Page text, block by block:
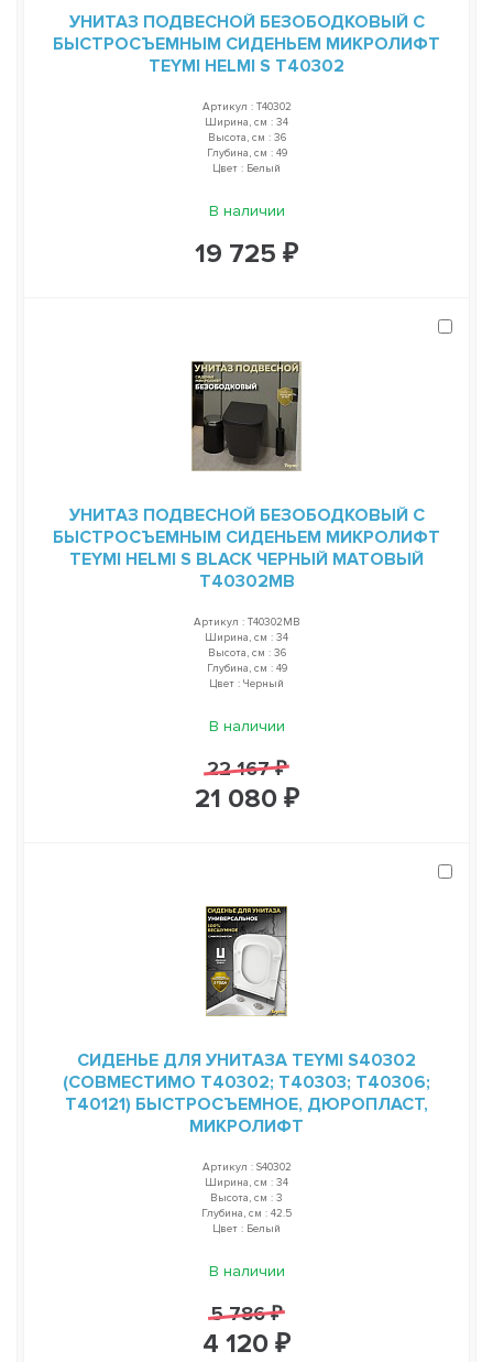
УНИТАЗ ПОДВЕСНОЙ БЕЗОБОДКОВЫЙ С
БЫСТРОСЪЕМНЫМ СИДЕНЬЕМ МИКРОЛИФТ
TEYMI HELMI S T40302
Артикул : T40302
Ширина, см : 34
Высота, см : 36
Глубина, см : 49
Цвет : Белый
В наличии
19 725 ₽
УНИТАЗ ПОДВЕСНОЙ БЕЗОБОДКОВЫЙ С
БЫСТРОСЪЕМНЫМ СИДЕНЬЕМ МИКРОЛИФТ
TEYMI HELMI S BLACK ЧЕРНЫЙ МАТОВЫЙ
T40302MB
Артикул : T40302MB
Ширина, см : 34
Высота, см : 36
Глубина, см : 49
Цвет : Черный
В наличии
22 167 ₽
21 080 ₽
СИДЕНЬЕ ДЛЯ УНИТАЗА TEYMI S40302
(СОВМЕСТИМО T40302; T40303; T40306;
T40121) БЫСТРОСЪЕМНОЕ, ДЮРОПЛАСТ,
МИКРОЛИФТ
Артикул : S40302
Ширина, см : 34
Высота, см : 3
Глубина, см : 42.5
Цвет : Белый
В наличии
5 786 ₽
4 120 ₽